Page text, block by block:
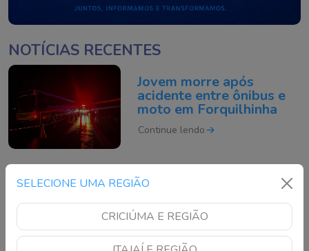
SELECIONE UMA REGIÃO
CRICIÚMA E REGIÃO
NOTÍCIAS RECENTES
Jovem morre após
acidente entre ônibus e
moto em Forquilhinha
Continue lendo
Operação em Laguna
por tráfico de drogas
Continue lendo